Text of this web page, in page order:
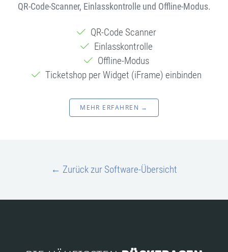
QR-Code-Scanner, Einlasskontrolle und Offline-Modus.
QR-Code Scanner
Einlasskontrolle
Offline-Modus
Ticketshop per Widget (iFrame) einbinden
MEHR ERFAHREN →
← Zurück zur Software-Übersicht